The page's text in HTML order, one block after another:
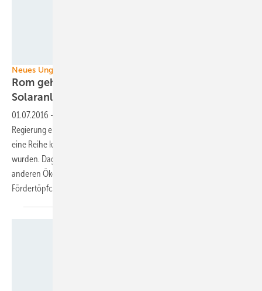
Neues Ungemach für Betreiber in Italien
Rom geht gegen Aufteilung großer
Solaranlagen
01.07.2016 -
Regierung eine Praxis im Lande, bei der große Solargeneratoren in
eine Reihe kleiner Anlagen aufgetrennt zur Förderung angemeldet
wurden. Dagegen sollen die Beamten der GSE jetzt vorgehen. Für die
anderen Ökostromtechnologien gibt es noch ein kleines
Fördertöpfchen.